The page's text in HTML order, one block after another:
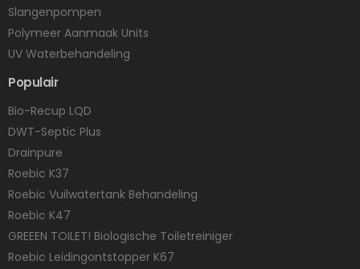
Slangenpompen
Polymeer Aanmaak Units
UV Waterbehandeling
Populair
Bio-Recup LQD
DWT-Septic Plus
Drainpure
Roebic K37
Roebic Vuilwatertank Behandeling
Roebic K47
GREEEN TOILET! Biologische Toiletreiniger
Roebic Leidingontstopper K67